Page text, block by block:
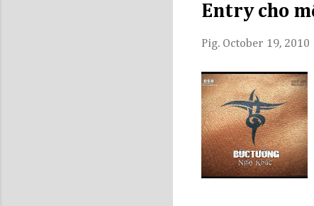
Entry cho
Pig. October 19, 2010